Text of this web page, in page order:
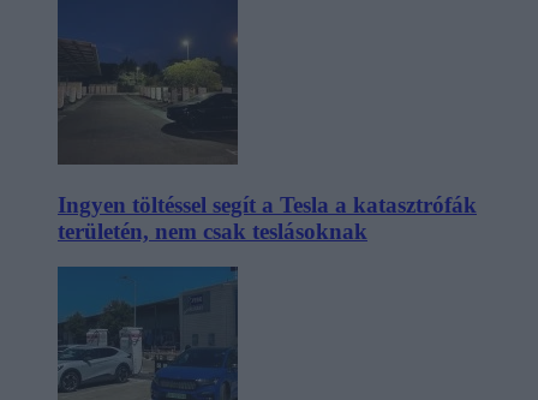
Ingyen töltéssel segít a Tesla a katasztrófák
területén, nem csak teslásoknak